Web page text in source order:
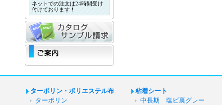
ネットでの注文は24時間受け
付けております！
ターポリン・ポリエステル布
ターポリン
粘着シート
中長期 塩ビ裏グレー